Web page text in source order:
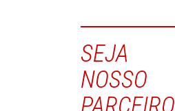
SEJA
NOSSO